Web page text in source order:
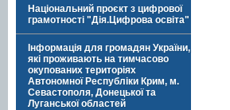
Національний проєкт з цифрової
грамотності "Дія.Цифрова освіта"
Інформація для громадян України,
які проживають на тимчасово
окупованих територіях
Автономної Республіки Крим, м.
Севастополя, Донецької та
Луганської областей